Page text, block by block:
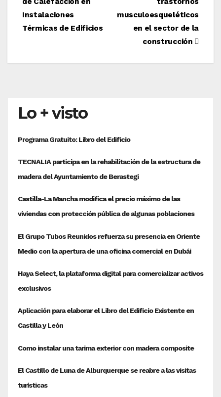
entradas
musculoesqueléticos
en el sector de la
construcción
Instalaciones
Térmicas de Edificios
Lo + visto